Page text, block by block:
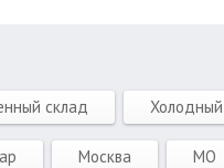
склад
Москва МО